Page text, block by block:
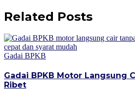
Related Posts
Gadai BPKB
Gadai BPKB Motor Langsung
Ribet